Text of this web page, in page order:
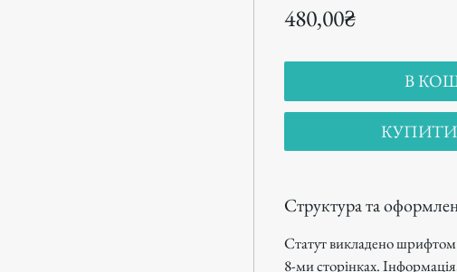
480,00₴Цена
В
КУПИТИ
Структура та
Статут викладено
8-ми сторінках.